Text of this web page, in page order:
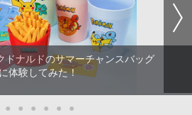
ドナルドのサマーチャンスバッグ
体験してみた！
● ● ● ● ● ●